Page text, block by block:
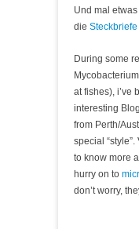
Und mal
die Steckbriefe
During some
at fishes), i’ve
interesting
from Perth/
special
to know more
hurry on to
don’t worry,